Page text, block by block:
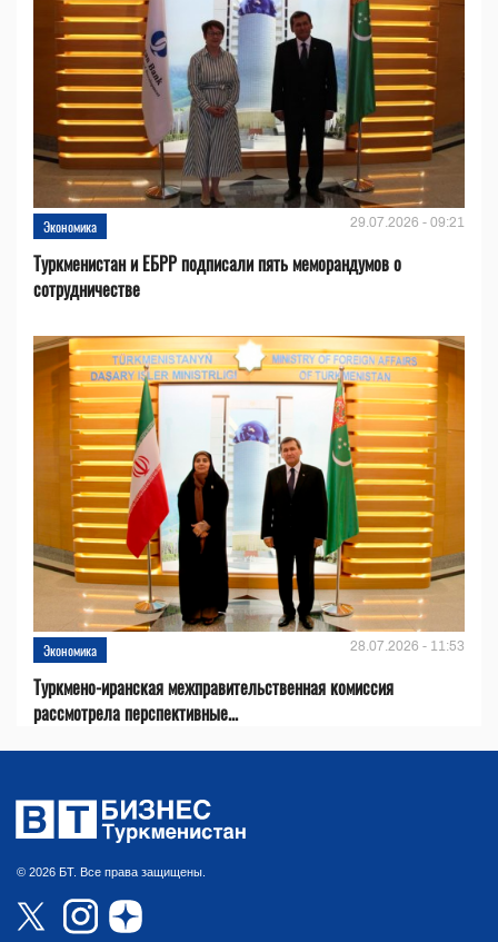
Экономика 29.07.2026 - 09:21
Туркменистан и ЕБРР подписали пять меморандумов о
сотрудничестве
Экономика 28.07.2026 - 11:53
Туркмено-иранская межправительственная комиссия
рассмотрела перспективные...
© 2026 БТ. Все права защищены.